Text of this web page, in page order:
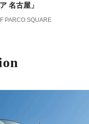
名古屋」
PARCO SQUARE